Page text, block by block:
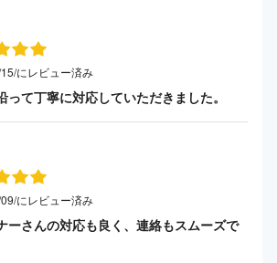
にレビュー済み
って丁寧に対応していただきました。
にレビュー済み
ーさんの対応も良く、連絡もスムーズで